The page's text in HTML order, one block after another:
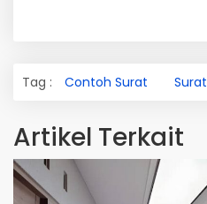
Tag : Contoh Surat Surat
Artikel Terkait